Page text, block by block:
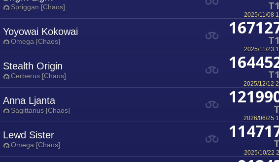
Spriggan [Chaos]
2025/11/08
Yoyowai Kokowai
Omega [Chaos]
2025/11/23
Stealth Origin
Cerberus [Chaos]
2025/12/12
Anna Ljanta
Sagittarius [Chaos]
2026/06/25
Lewd Sister
Omega [Chaos]
2025/10/22